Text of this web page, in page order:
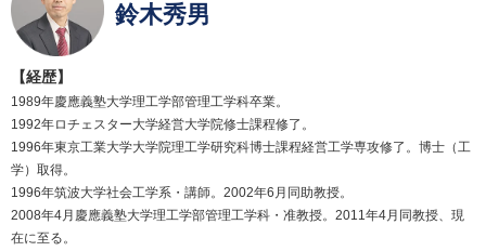
鈴木秀男
【経歴】
1989年慶應義塾大学理工学部管理工学科卒業。
1992年ロチェスター大学経営大学院修士課程修了。
1996年東京工業大学大学院理工学研究科博士課程経営工学専攻修了。博士（工
学）取得。
1996年筑波大学社会工学系・講師。2002年6月同助教授。
2008年4月慶應義塾大学理工学部管理工学科・准教授。2011年4月同教授、現
在に至る。